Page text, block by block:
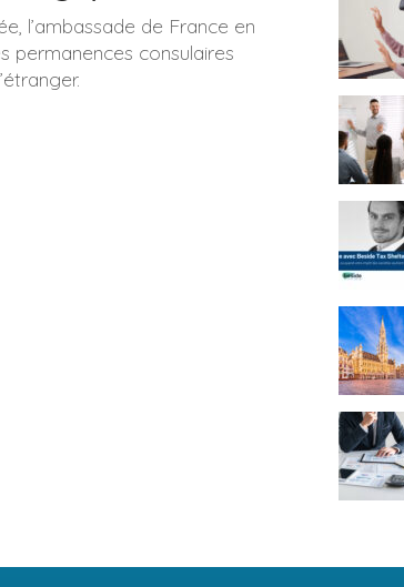
l’ambassade de France en
permanences consulaires